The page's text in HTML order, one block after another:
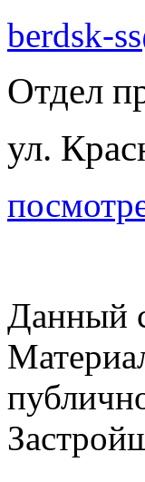
berdsk-
Отдел
ул.
Данный